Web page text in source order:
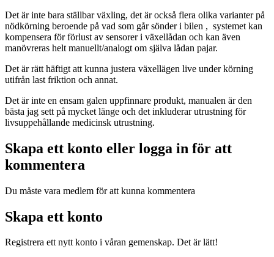
Det är inte bara ställbar växling, det är också flera olika varianter på
nödkörning beroende på vad som går sönder i bilen , systemet kan
kompensera för förlust av sensorer i växellådan och kan även
manövreras helt manuellt/analogt om själva lådan pajar.
Det är rätt häftigt att kunna justera växellägen live under körning
utifrån last friktion och annat.
Det är inte en ensam galen uppfinnare produkt, manualen är den
bästa jag sett på mycket länge och det inkluderar utrustning för
livsuppehållande medicinsk utrustning.
Skapa ett konto eller logga in för att
kommentera
Du måste vara medlem för att kunna kommentera
Skapa ett konto
Registrera ett nytt konto i våran gemenskap. Det är lätt!